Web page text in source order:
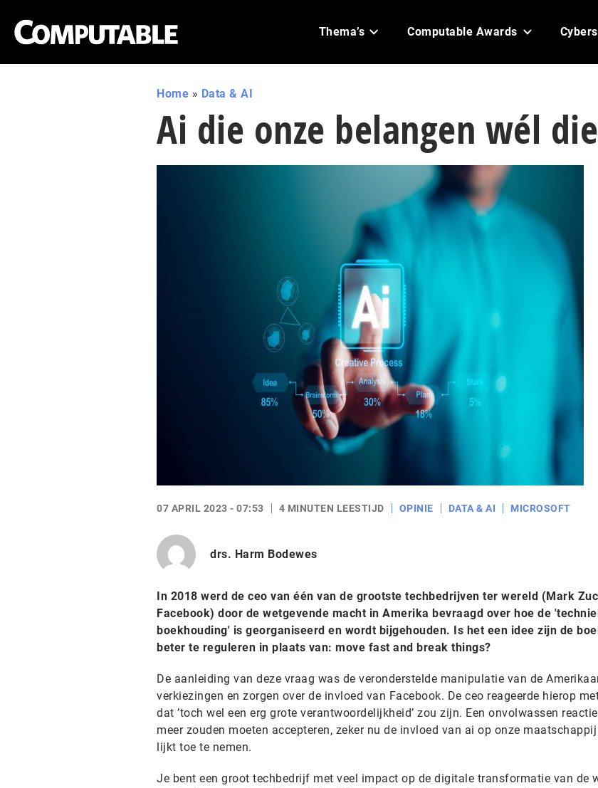
Thema’s Computable Awards
Home » Data & AI
Ai die onze belangen wél
07 APRIL 2023 - 07:53 4 MINUTEN LEESTIJD OPINIE DATA & AI MICROSOFT
drs. Harm Bodewes
In 2018 werd de ceo van één van de grootste techbedrijven ter wereld (Mark
Facebook) door de wetgevende macht in Amerika bevraagd over hoe de
boekhouding' is georganiseerd en wordt bijgehouden. Is het een idee zijn de
beter te reguleren in plaats van: move fast and break things?
De aanleiding van deze vraag was de veronderstelde manipulatie van de
verkiezingen en zorgen over de invloed van Facebook. De ceo reageerde hierop
dat ’toch wel een erg grote verantwoordelijkheid’ zou zijn. Een onvolwassen
meer zouden moeten accepteren, zeker nu de invloed van ai op onze
lijkt toe te nemen.
Je bent een groot techbedrijf met veel impact op de digitale transformatie van de